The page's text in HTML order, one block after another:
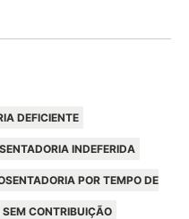
DEFICIENTE
INDEFERIDA
POR TEMPO DE
CONTRIBUIÇÃO